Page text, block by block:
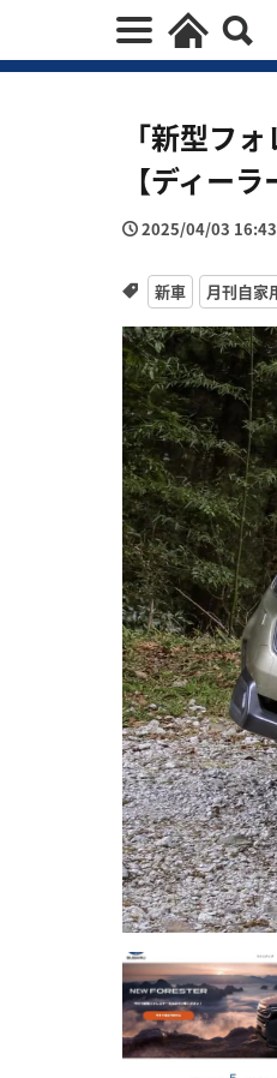
「新型フ
【ディー
2025/04/03 16:43
新車 月刊自家